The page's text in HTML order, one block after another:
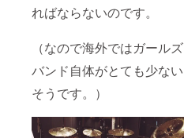
ればならないのです。
（なので海外ではガールズ
バンド自体がとても少ない
そうです。）